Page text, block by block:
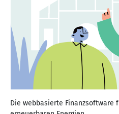
Die webbasierte Finanzsoftware